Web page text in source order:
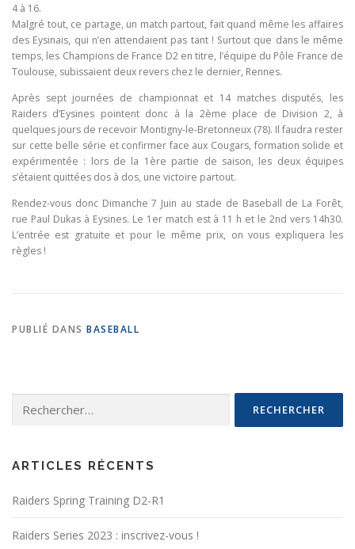
4 à 16.
Malgré tout, ce partage, un match partout, fait quand même les affaires
des Eysinais, qui n’en attendaient pas tant ! Surtout que dans le même
temps, les Champions de France D2 en titre, l’équipe du Pôle France de
Toulouse, subissaient deux revers chez le dernier, Rennes.
Après sept journées de championnat et 14 matches disputés, les
Raiders d’Eysines pointent donc à la 2ème place de Division 2, à
quelques jours de recevoir Montigny-le-Bretonneux (78). Il faudra rester
sur cette belle série et confirmer face aux Cougars, formation solide et
expérimentée : lors de la 1ère partie de saison, les deux équipes
s’étaient quittées dos à dos, une victoire partout.
Rendez-vous donc Dimanche 7 Juin au stade de Baseball de La Forêt,
rue Paul Dukas à Eysines. Le 1er match est à 11 h et le 2nd vers 14h30.
L’entrée est gratuite et pour le même prix, on vous expliquera les
règles !
PUBLIÉ DANS BASEBALL
ARTICLES RÉCENTS
Raiders Spring Training D2-R1
Raiders Series 2023 : inscrivez-vous !